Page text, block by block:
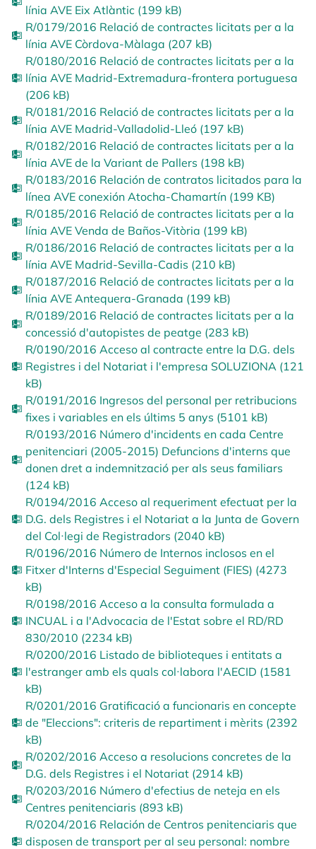
línia AVE Eix Atlàntic (199 kB)
R/0179/2016 Relació de contractes licitats per a la
línia AVE Còrdova-Màlaga (207 kB)
R/0180/2016 Relació de contractes licitats per a la
línia AVE Madrid-Extremadura-frontera portuguesa
(206 kB)
R/0181/2016 Relació de contractes licitats per a la
línia AVE Madrid-Valladolid-Lleó (197 kB)
R/0182/2016 Relació de contractes licitats per a la
línia AVE de la Variant de Pallers (198 kB)
R/0183/2016 Relación de contratos licitados para la
línea AVE conexión Atocha-Chamartín (199 KB)
R/0185/2016 Relació de contractes licitats per a la
línia AVE Venda de Baños-Vitòria (199 kB)
R/0186/2016 Relació de contractes licitats per a la
línia AVE Madrid-Sevilla-Cadis (210 kB)
R/0187/2016 Relació de contractes licitats per a la
línia AVE Antequera-Granada (199 kB)
R/0189/2016 Relació de contractes licitats per a la
concessió d'autopistes de peatge (283 kB)
R/0190/2016 Acceso al contracte entre la D.G. dels
Registres i del Notariat i l'empresa SOLUZIONA (121
kB)
R/0191/2016 Ingresos del personal per retribucions
fixes i variables en els últims 5 anys (5101 kB)
R/0193/2016 Número d'incidents en cada Centre
penitenciari (2005-2015) Defuncions d'interns que
donen dret a indemnització per als seus familiars
(124 kB)
R/0194/2016 Acceso al requeriment efectuat per la
D.G. dels Registres i el Notariat a la Junta de Govern
del Col·legi de Registradors (2040 kB)
R/0196/2016 Número de Internos inclosos en el
Fitxer d'Interns d'Especial Seguiment (FIES) (4273
kB)
R/0198/2016 Acceso a la consulta formulada a
INCUAL i a l'Advocacia de l'Estat sobre el RD/RD
830/2010 (2234 kB)
R/0200/2016 Listado de biblioteques i entitats a
l'estranger amb els quals col·labora l'AECID (1581
kB)
R/0201/2016 Gratificació a funcionaris en concepte
de "Eleccions": criteris de repartiment i mèrits (2392
kB)
R/0202/2016 Acceso a resolucions concretes de la
D.G. dels Registres i el Notariat (2914 kB)
R/0203/2016 Número d'efectius de neteja en els
Centres penitenciaris (893 kB)
R/0204/2016 Relación de Centros penitenciaris que
disposen de transport per al seu personal: nombre